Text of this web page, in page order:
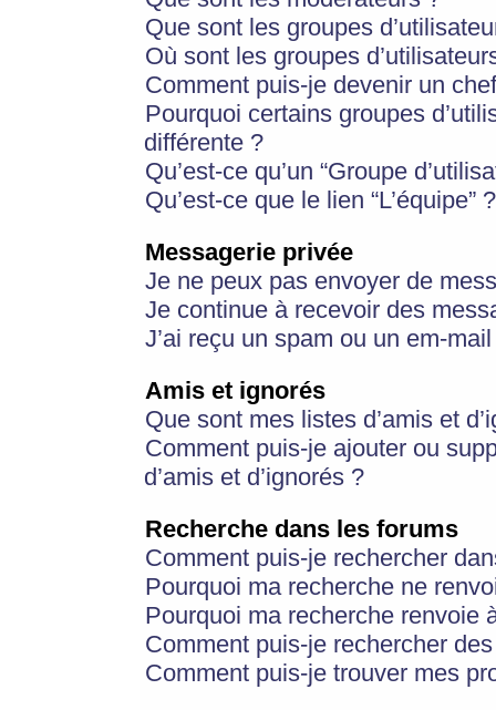
Que sont les groupes
Où sont les groupes
Comment puis-je devenir un
Pourquoi certains groupes
différente ?
Qu’est-ce qu’un “Groupe
Qu’est-ce que le lien “L’équipe” ?
Messagerie privée
Je ne peux pas envoyer de
Je continue à recevoir des
J’ai reçu un spam ou un em-
Amis et ignorés
Que sont mes listes d’amis et
Comment puis-je ajouter ou
d’amis et d’ignorés ?
Recherche dans les forums
Comment puis-je rechercher
Pourquoi ma recherche ne
Pourquoi ma recherche renvoie
Comment puis-je rechercher
Comment puis-je trouver mes